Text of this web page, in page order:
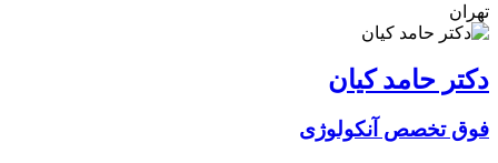
تهران
دکتر حامد کیان
فوق تخصص آنکولوژی